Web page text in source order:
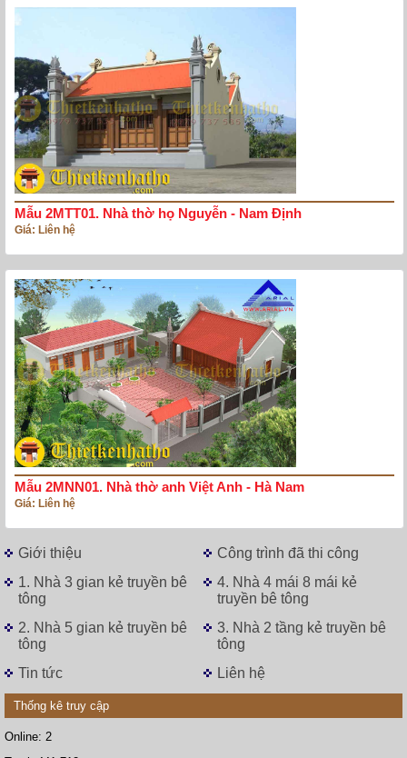
Mẫu 2MTT01. Nhà thờ họ Nguyễn - Nam Định
Giá: Liên hệ
Mẫu 2MNN01. Nhà thờ anh Việt Anh - Hà Nam
Giá: Liên hệ
Giới thiệu
Công trình đã thi công
1. Nhà 3 gian kẻ truyền bê
tông
4. Nhà 4 mái 8 mái kẻ
truyền bê tông
2. Nhà 5 gian kẻ truyền bê
tông
3. Nhà 2 tầng kẻ truyền bê
tông
Tin tức
Liên hệ
Thống kê truy cập
Online: 2